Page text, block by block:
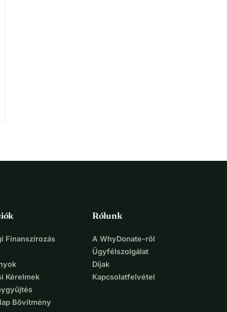
Finanszírozás
Kérelmek
Bővítmény
Rólunk
A WhyDonate-ről
Ügyfélszolgálat
Díjak
Kapcsolatfelvétel